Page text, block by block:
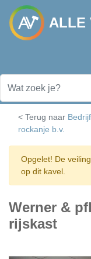
ALLE
< Terug naar
rockanje b.v.
Opgelet! De
op dit kavel.
Werner &
rijskast